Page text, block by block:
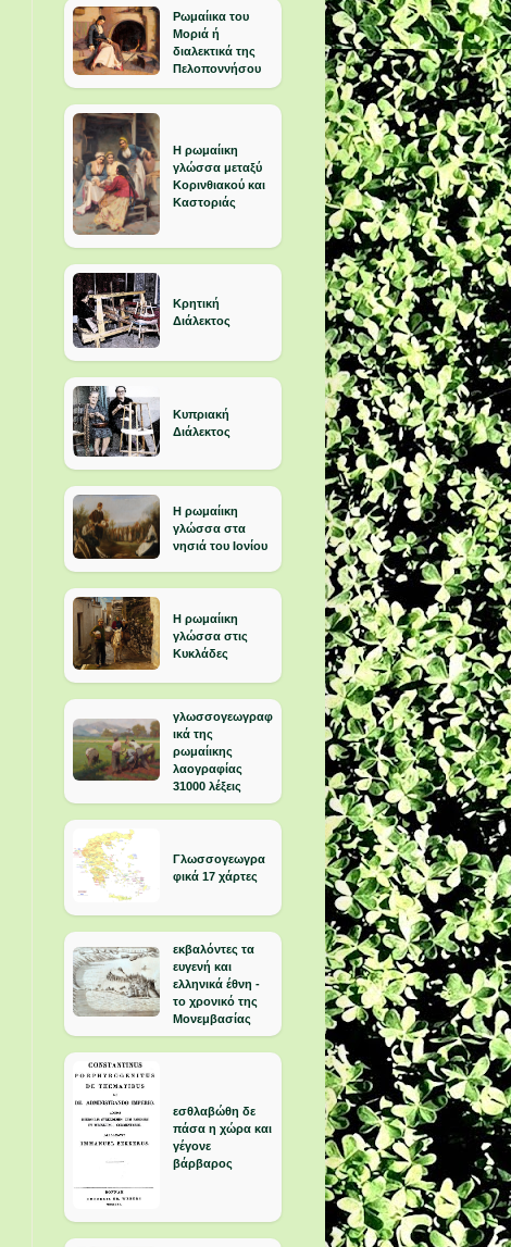
Ρωμαίικα του
Μοριά ή
διαλεκτικά της
Πελοποννήσου
Η ρωμαίικη
γλώσσα μεταξύ
Κορινθιακού και
Καστοριάς
Κρητική
Διάλεκτος
Κυπριακή
Διάλεκτος
Η ρωμαίικη
γλώσσα στα
νησιά του Ιονίου
Η ρωμαίικη
γλώσσα στις
Κυκλάδες
γλωσσογεωγραφ
ικά της
ρωμαίικης
λαογραφίας
31000 λέξεις
Γλωσσογεωγρα
φικά 17 χάρτες
εκβαλόντες τα
ευγενή και
ελληνικά έθνη -
το χρονικό της
Μονεμβασίας
εσθλαβώθη δε
πάσα η χώρα και
γέγονε
βάρβαρος